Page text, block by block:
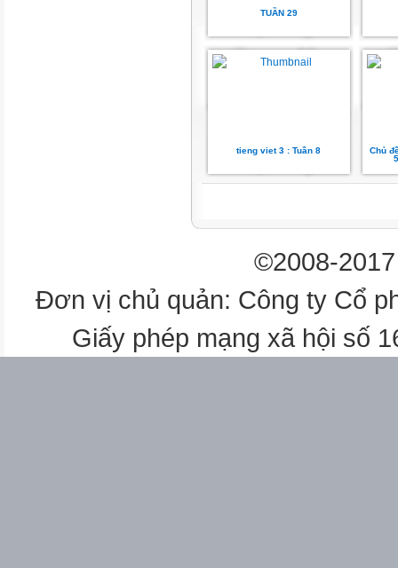
TUẦN 29
tieng viet 3 : Tuần 8
Chủ
©2008-
Đơn vị chủ quản: Công ty Cổ
Giấy phép mạng xã hội số